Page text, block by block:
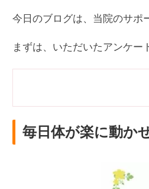
今日のブログは、当院のサポ
まずは、いただいたアンケー
毎日体が楽に動か